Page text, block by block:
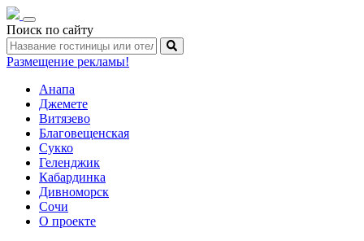
Toggle
navigation
Поиск по сайту
Размещение рекламы!
Анапа
Джемете
Витязево
Благовещенская
Сукко
Геленджик
Кабардинка
Дивноморск
Сочи
О проекте